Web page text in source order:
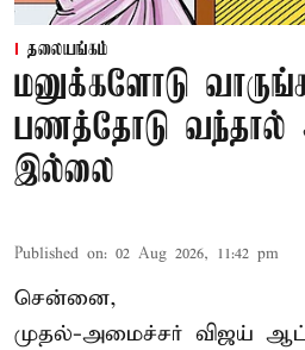
தலையங்கம்
மனுக்களோடு
பணத்தோடு வந்தால்
இல்லை
Published on: 02 Aug 2026, 11:42 pm
சென்னை,
முதல்-அமைச்சர் விஜய்